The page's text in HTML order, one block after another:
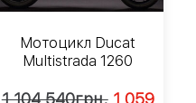
Мотоцикл Ducat
Multistrada 1260
1 104 540грн. 1 059